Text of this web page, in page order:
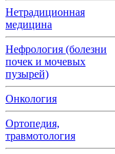
Нетрадиционная
медицина
Нефрология (болезни
почек и мочевых
пузырей)
Онкология
Ортопедия,
травмотология